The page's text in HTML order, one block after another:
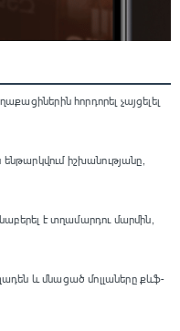
հորդորել չայցելել
ենթարկվում իշխանությանը,
է տղամարդու մարմին,
և մնացած մոլլաները քևֆ-